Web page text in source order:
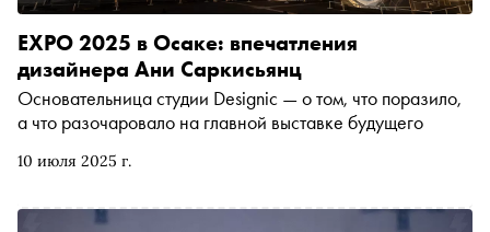
10 июля 2025 г.
EXPO 2025 в Осаке: впечатления
дизайнера Ани Саркисьянц
Основательница студии Designic — о том, что поразило,
а что разочаровало на главной выставке будущего